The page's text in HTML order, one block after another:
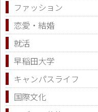
ファッション
恋愛・結婚
就活
早稲田大学
キャンパスライフ
国際文化